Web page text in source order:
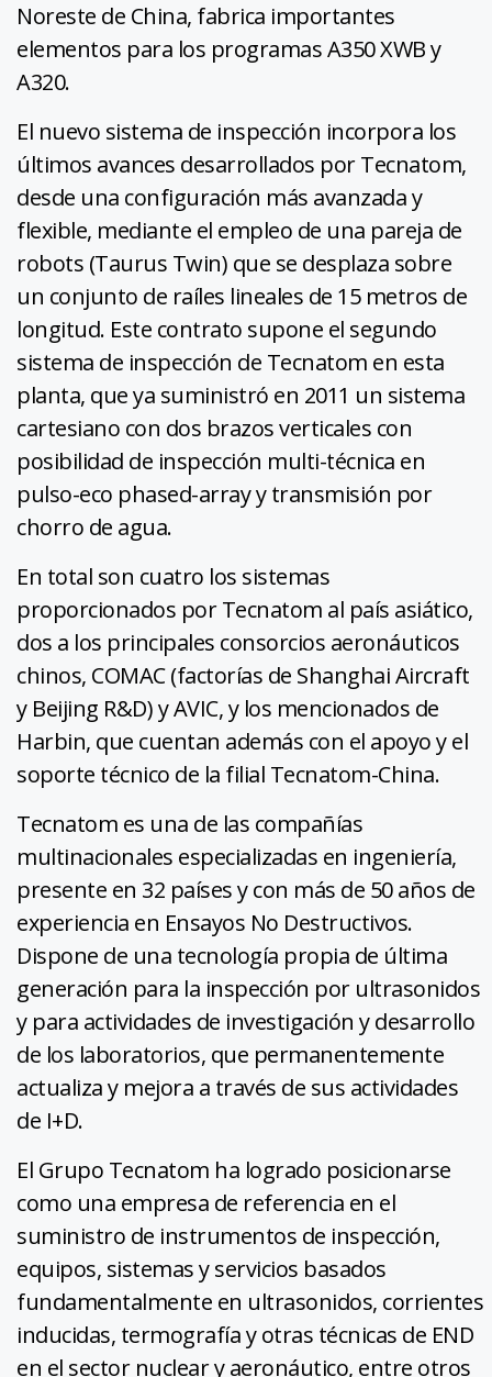
Noreste de China, fabrica importantes
elementos para los programas A350 XWB y
A320.
El nuevo sistema de inspección incorpora los
últimos avances desarrollados por Tecnatom,
desde una configuración más avanzada y
flexible, mediante el empleo de una pareja de
robots (Taurus Twin) que se desplaza sobre
un conjunto de raíles lineales de 15 metros de
longitud. Este contrato supone el segundo
sistema de inspección de Tecnatom en esta
planta, que ya suministró en 2011 un sistema
cartesiano con dos brazos verticales con
posibilidad de inspección multi-técnica en
pulso-eco phased-array y transmisión por
chorro de agua.
En total son cuatro los sistemas
proporcionados por Tecnatom al país asiático,
dos a los principales consorcios aeronáuticos
chinos, COMAC (factorías de Shanghai Aircraft
y Beijing R&D) y AVIC, y los mencionados de
Harbin, que cuentan además con el apoyo y el
soporte técnico de la filial Tecnatom-China.
Tecnatom es una de las compañías
multinacionales especializadas en ingeniería,
presente en 32 países y con más de 50 años de
experiencia en Ensayos No Destructivos.
Dispone de una tecnología propia de última
generación para la inspección por ultrasonidos
y para actividades de investigación y desarrollo
de los laboratorios, que permanentemente
actualiza y mejora a través de sus actividades
de I+D.
El Grupo Tecnatom ha logrado posicionarse
como una empresa de referencia en el
suministro de instrumentos de inspección,
equipos, sistemas y servicios basados
fundamentalmente en ultrasonidos, corrientes
inducidas, termografía y otras técnicas de END
en el sector nuclear y aeronáutico, entre otros